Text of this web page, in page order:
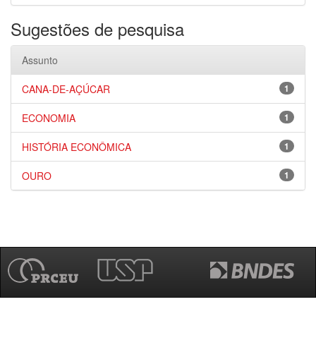
Sugestões de pesquisa
Assunto
1
CANA-DE-AÇÚCAR
1
ECONOMIA
1
HISTÓRIA ECONÔMICA
1
OURO